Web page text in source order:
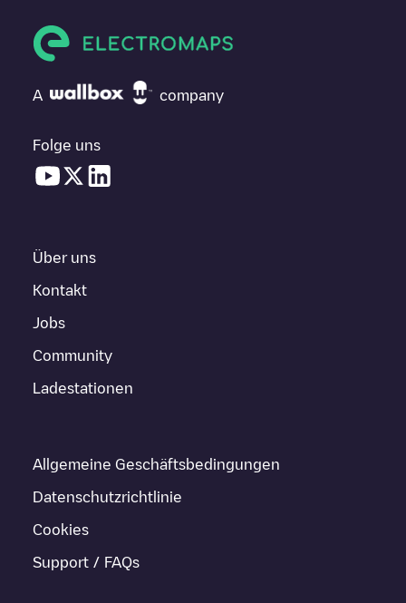
A company
Folge uns
Über uns
Kontakt
Jobs
Community
Ladestationen
Allgemeine Geschäftsbedingungen
Datenschutzrichtlinie
Cookies
Support / FAQs